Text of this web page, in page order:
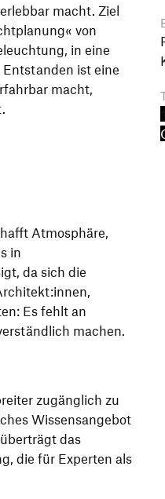
macht. Ziel
von
in eine
ist eine
macht,
Atmosphäre,
in
da sich die
Es fehlt an
machen.
zugänglich zu
Wissensangebot
das
die für Experten als